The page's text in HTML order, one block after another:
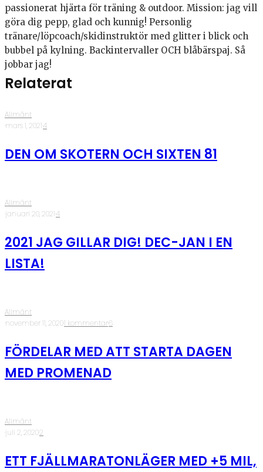
passionerat hjärta för träning & outdoor. Mission: jag vill
göra dig pepp, glad och kunnig! Personlig
tränare/löpcoach/skidinstruktör med glitter i blick och
bubbel på kylning. Backintervaller OCH blåbärspaj. Så
jobbar jag!
Relaterat
Allmänt
·mars 1, 2021·4
DEN OM SKOTERN OCH SIXTEN 81
Allmänt
·januari 20, 2021·4
2021 JAG GILLAR DIG! DEC-JAN I EN
LISTA!
Allmänt
·november 11, 2020·1 kommentar·6
FÖRDELAR MED ATT STARTA DAGEN
MED PROMENAD
Allmänt
·juli 2, 2020·2
ETT FJÄLLMARATONLÄGER MED +5 MIL,